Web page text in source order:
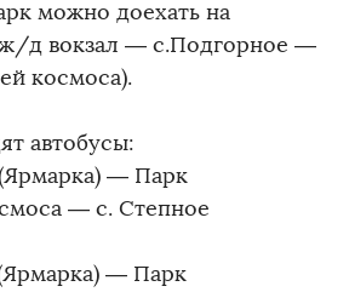
можно доехать на
д вокзал — с.Подгорное —
космоса).
автобусы:
— Парк
— с. Степное
— Парк